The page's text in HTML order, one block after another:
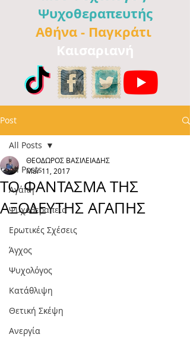
Ψυχοθεραπευτής
Αθήνα - Παγκράτι
Καισαριανή
Post
All Posts
Αγάπη
Ψυχοθεραπεία
Ερωτικές Σχέσεις
Άγχος
Ψυχολόγος
Κατάθλιψη
Θετική Σκέψη
Ανεργία
All Posts
ΤΟ ΦΑΝΤΑΣΜΑ ΤΗΣ
ΑΞΟΔΕΥΤΗΣ ΑΓΑΠΗΣ
ΘΕΟΔΩΡΟΣ ΒΑΣΙΛΕΙΑΔΗΣ
Mar 11, 2017